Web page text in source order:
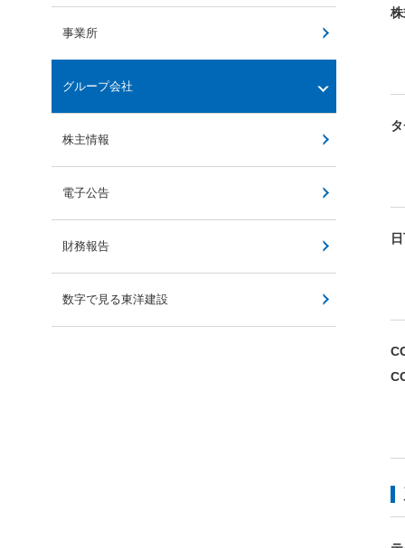
事業所
グループ会社
株主情報
電子公告
財務報告
数字で見る東洋建設